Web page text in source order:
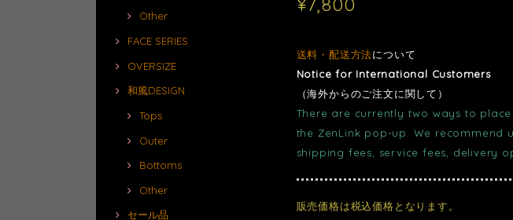
Other
FACE SERIES
OVERSIZE
和風DESIGN
Tops
Outer
Bottoms
Other
セール品
送料・配送方法について
Notice for International Customers
（海外からのご注文に関して）
There are currently two ways to
the ZenLink pop-up. We recommend
shipping fees, service fees, delivery
販売価格は税込価格となります。